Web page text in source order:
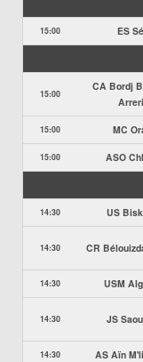
15:00 ES
15:00
CA Bordj
15:00 MC
15:00 ASO
14:30 US
14:30 CR
14:30 USM
14:30 JS
14:30 AS Aïn